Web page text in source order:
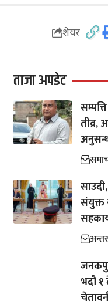
शेयर
ताजा अपडेट
तीव्र,
संयुक्त
भदौ १